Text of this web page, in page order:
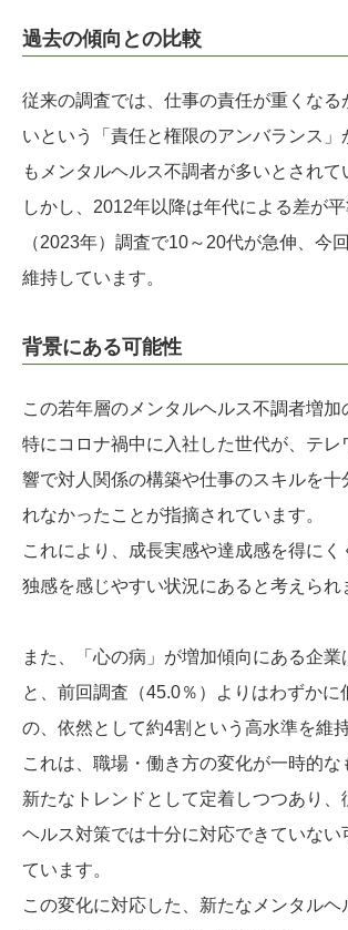
過去の傾向との比較
従来の調査では、仕事の責任が重くなる
いという「責任と権限のアンバランス」
もメンタルヘルス不調者が多いとされて
しかし、2012年以降は年代による差が
（2023年）調査で10～20代が急伸、今
維持しています。
背景にある可能性
この若年層のメンタルヘルス不調者増加
特にコロナ禍中に入社した世代が、テレ
響で対人関係の構築や仕事のスキルを十
れなかったことが指摘されています。
これにより、成長実感や達成感を得にく
独感を感じやすい状況にあると考えられ
また、「心の病」が増加傾向にある企業
と、前回調査（45.0％）よりはわずかに
の、依然として約4割という高水準を維
これは、職場・働き方の変化が一時的な
新たなトレンドとして定着しつつあり、
ヘルス対策では十分に対応できていない
ています。
この変化に対応した、新たなメンタルヘ